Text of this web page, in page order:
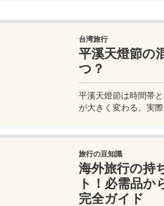
台湾旅行
平溪天燈節の
つ？
平溪天燈節は時間帯
が大きく変わる。実
旅行の豆知識
海外旅行の持
ト！必需品
完全ガイド